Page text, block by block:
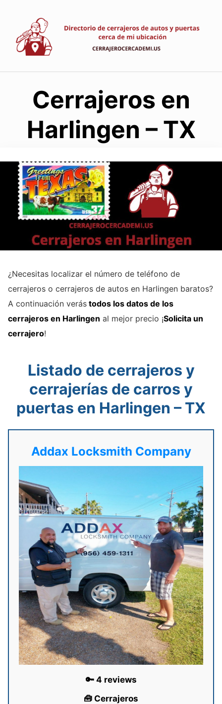
contenido
Cerrajeros en
Harlingen – TX
¿Necesitas localizar el número de teléfono de
cerrajeros o cerrajeros de autos en Harlingen baratos?
A continuación verás todos los datos de los
cerrajeros en Harlingen al mejor precio ¡Solicita un
cerrajero!
Listado de cerrajeros y
cerrajerías de carros y
puertas en Harlingen – TX
Addax Locksmith Company
🔑 4 reviews
🧰 Cerrajeros